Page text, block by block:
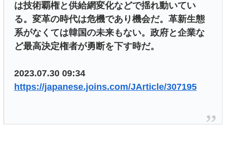
は技術覇権と供給網変化などで揺れ動いてい
る。変革の時代は危機であり機会だ。革新生態
系がなくては韓国の未来もない。政府と企業な
ど最高決定権者が勇断を下す時だ。
2023.07.30 09:34
https://japanese.joins.com/JArticle/307195